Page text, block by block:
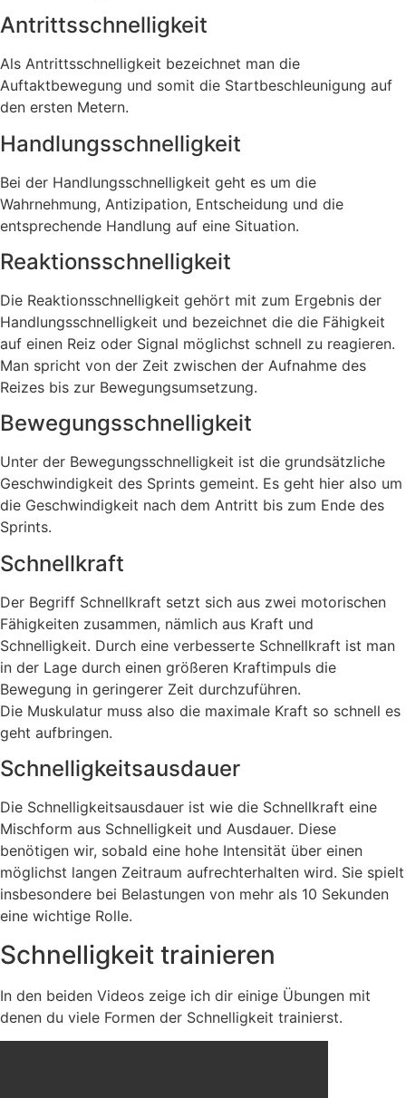
Antrittsschnelligkeit
Als Antrittsschnelligkeit bezeichnet man die
Auftaktbewegung und somit die Startbeschleunigung auf
den ersten Metern.
Handlungsschnelligkeit
Bei der Handlungsschnelligkeit geht es um die
Wahrnehmung, Antizipation, Entscheidung und die
entsprechende Handlung auf eine Situation.
Reaktionsschnelligkeit
Die Reaktionsschnelligkeit gehört mit zum Ergebnis der
Handlungsschnelligkeit und bezeichnet die die Fähigkeit
auf einen Reiz oder Signal möglichst schnell zu reagieren.
Man spricht von der Zeit zwischen der Aufnahme des
Reizes bis zur Bewegungsumsetzung.
Bewegungsschnelligkeit
Unter der Bewegungsschnelligkeit ist die grundsätzliche
Geschwindigkeit des Sprints gemeint. Es geht hier also um
die Geschwindigkeit nach dem Antritt bis zum Ende des
Sprints.
Schnellkraft
Der Begriff Schnellkraft setzt sich aus zwei motorischen
Fähigkeiten zusammen, nämlich aus Kraft und
Schnelligkeit. Durch eine verbesserte Schnellkraft ist man
in der Lage durch einen größeren Kraftimpuls die
Bewegung in geringerer Zeit durchzuführen.
Die Muskulatur muss also die maximale Kraft so schnell es
geht aufbringen.
Schnelligkeitsausdauer
Die Schnelligkeitsausdauer ist wie die Schnellkraft eine
Mischform aus Schnelligkeit und Ausdauer. Diese
benötigen wir, sobald eine hohe Intensität über einen
möglichst langen Zeitraum aufrechterhalten wird. Sie spielt
insbesondere bei Belastungen von mehr als 10 Sekunden
eine wichtige Rolle.
Schnelligkeit trainieren
In den beiden Videos zeige ich dir einige Übungen mit
denen du viele Formen der Schnelligkeit trainierst.